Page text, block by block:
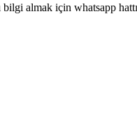
almak için whatsapp